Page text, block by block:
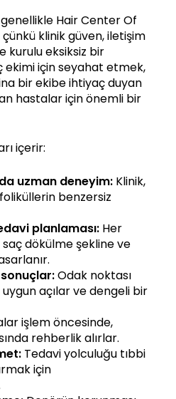
Hair Center Of
klinik güven, iletişim
kurulu eksiksiz bir
ekimi için seyahat etmek,
bir ekibe ihtiyaç duyan
hastalar için önemli bir
içerir:
uzman deneyim: Klinik,
foliküllerin benzersiz
planlaması: Her
dökülme şekline ve
Odak noktası
açılar ve dengeli bir
işlem öncesinde,
rehberlik alırlar.
Tedavi yolculuğu tıbbi
için